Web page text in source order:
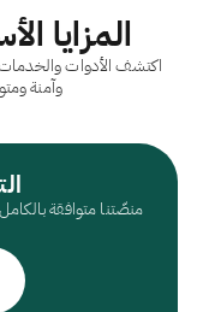
المزايا
اكتشف الأدوات
وآمنة
منصّتنا متوافقة